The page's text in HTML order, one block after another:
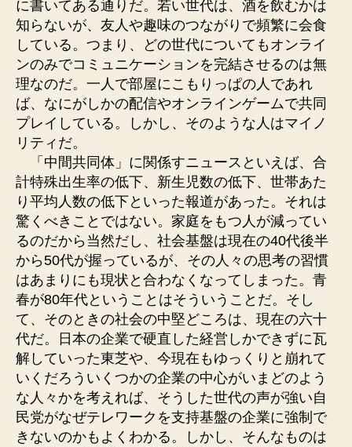
に書いてある通りだ。若い世代は、酒を飲むかは
知らないが、友人や趣味のつながりで頻繁に会食
している。つまり、どの世代についてもオンライ
ンのみでコミュニケーションを完結させるのは無
理なのだ。一人で部屋にこもりっぱの人であれ
ば、なにがしかの配信やオンラインゲームで共同
プレイしている。しかし、そのような人はマイノ
リティだ。
「中間共同体」に関係すニュースといえば、合
計特殊出生率の低下、新生児数の低下、世帯あた
り平均人数の低下といった報道があった。それは
驚くべきことではない。家庭をもつ人が減ってい
るのだから当然だし、社会基盤は現在の40代後半
から50代が握っているが、その人々の思考の習慣
はあまりにも現状と合わなくなってしまった。青
春が80年代ということはそういうことだ。そし
て、そのときの社会の中堅どころは、現在の六十
代だ。日本の企業で硬直した経営しかできずに瓦
解していった東芝や、今現在もゆっくりと崩れて
いくだろういくつかの企業の中心がいまどのよう
な人々かを考えれば、そうした世代の声が強い自
民党がなぜテレワークを支持基盤の企業に強制で
きないのかもよくわかる。しかし、そんなものは